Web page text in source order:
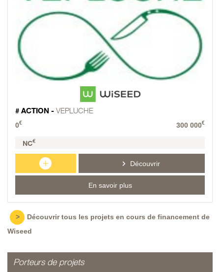
# ACTION - VEPLUCHE
0€ 300 000€
NC€
+ Découvrir
En savoir plus
>
Découvrir tous les projets en cours de financement de
Wiseed
Porteurs de projets